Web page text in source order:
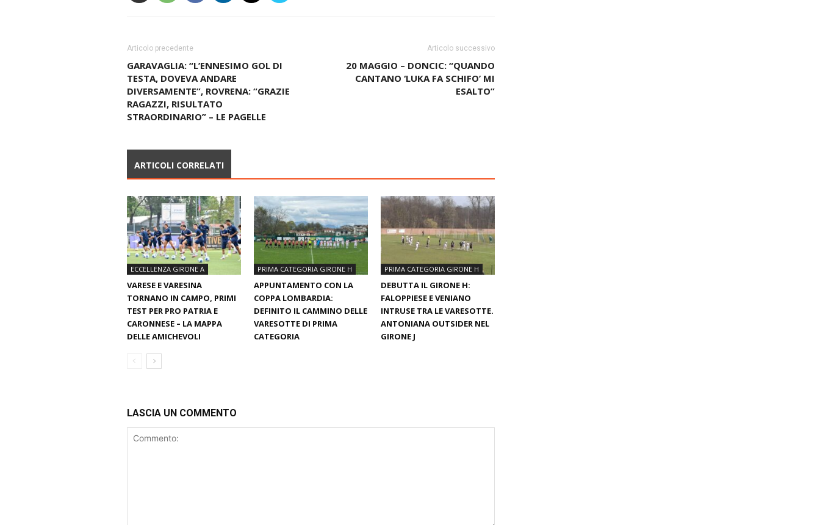
Articolo precedente
GARAVAGLIA: “L’ENNESIMO GOL DI
TESTA, DOVEVA ANDARE
DIVERSAMENTE”, ROVRENA: “GRAZIE
RAGAZZI, RISULTATO
STRAORDINARIO” – LE PAGELLE
Articolo successivo
20 MAGGIO – DONCIC: “QUANDO
CANTANO ‘LUKA FA SCHIFO’ MI
ESALTO”
ARTICOLI CORRELATI
ECCELLENZA GIRONE A
VARESE E VARESINA
TORNANO IN CAMPO, PRIMI
TEST PER PRO PATRIA E
CARONNESE – LA MAPPA
DELLE AMICHEVOLI
PRIMA CATEGORIA GIRONE H
APPUNTAMENTO CON LA
COPPA LOMBARDIA:
DEFINITO IL CAMMINO DELLE
VARESOTTE DI PRIMA
CATEGORIA
PRIMA CATEGORIA GIRONE H
DEBUTTA IL GIRONE H:
FALOPPIESE E VENIANO
INTRUSE TRA LE VARESOTTE.
ANTONIANA OUTSIDER NEL
GIRONE J
LASCIA UN COMMENTO